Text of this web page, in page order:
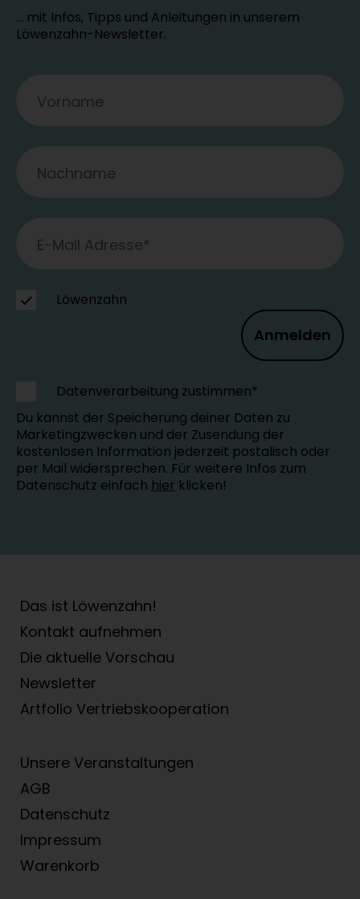
… mit Infos, Tipps und Anleitungen in unserem
Löwenzahn-Newsletter.
Anmelden
Löwenzahn
Datenverarbeitung zustimmen*
Du kannst der Speicherung deiner Daten zu
Marketingzwecken und der Zusendung der
kostenlosen Information jederzeit postalisch oder
per Mail widersprechen. Für weitere Infos zum
Datenschutz einfach hier klicken!
Das ist Löwenzahn!
Kontakt aufnehmen
Die aktuelle Vorschau
Newsletter
Artfolio Vertriebs­kooperation
Unsere Veranstaltungen
AGB
Datenschutz
Impressum
Warenkorb